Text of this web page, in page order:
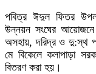
পবিত্র ঈদুল ফিতর
উন্নয়ন সংঘের আয়োজনে
অসহায়, দরিদ্র ও দু:স্থ
মে বিকেলে কলাপাড়া
বিতরণ করা হয়।